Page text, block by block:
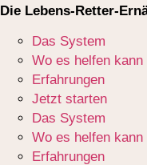
Die Lebens-Retter-
Das System
Wo es helfen kann
Erfahrungen
Jetzt starten
Das System
Wo es helfen kann
Erfahrungen